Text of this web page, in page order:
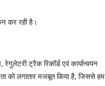
कर रही है।
,रेगुलेटरी ट्रैक रिकॉर्ड एवं कार्यान्वयन
को लगातार मजबूत किया है,जिससे हम